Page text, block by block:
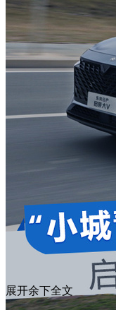
展开余下全文